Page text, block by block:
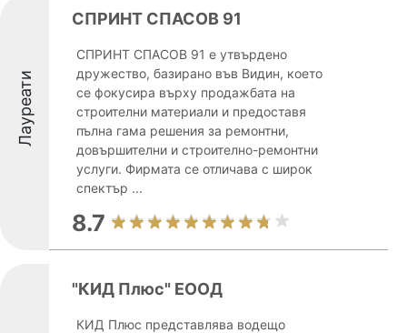
Лауреати
СПРИНТ СПАСОВ 91
СПРИНТ СПАСОВ 91 е утвърдено
дружество, базирано във Видин, което
се фокусира върху продажбата на
строителни материали и предоставя
пълна гама решения за ремонтни,
довършителни и строително-ремонтни
услуги. Фирмата се отличава с широк
спектър ...
8.7
"КИД Плюс" ЕООД
КИД Плюс представлява водещо